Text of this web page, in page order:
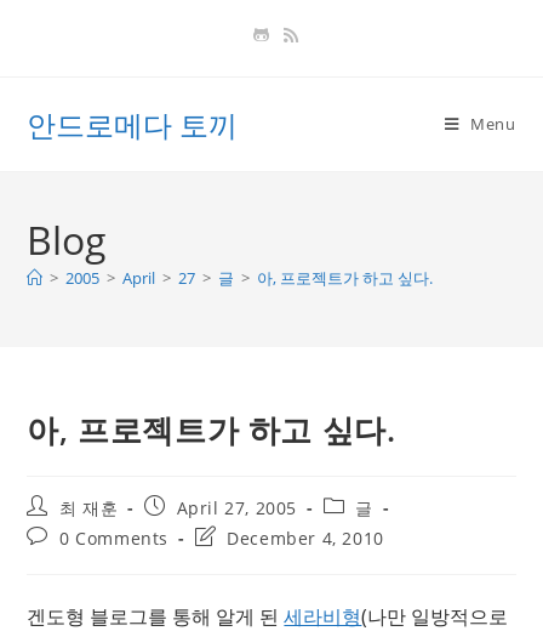
안드로메다 토끼 Menu
Blog
> 2005 > April > 27 > 글 > 아, 프로젝트가 하고 싶다.
아, 프로젝트가 하고 싶다.
Post
author:
최 재훈
Post
published:
April 27, 2005
Post
category:
글
Post0 Comments
PostDecember 4, 2010
겐도형 블로그를 통해 알게 된세라비형(나만 일방적으로